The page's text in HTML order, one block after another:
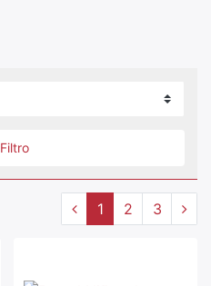
Filtro
1 2 3